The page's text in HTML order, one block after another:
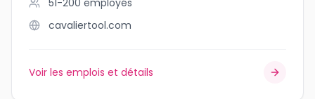
51-200 employés
cavaliertool.com
Voir les emplois et détails